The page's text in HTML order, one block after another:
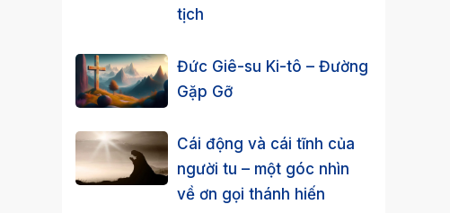
tịch
Đức Giê-su Ki-tô – Đường
Gặp Gỡ
Cái động và cái tĩnh của
người tu – một góc nhìn
về ơn gọi thánh hiến